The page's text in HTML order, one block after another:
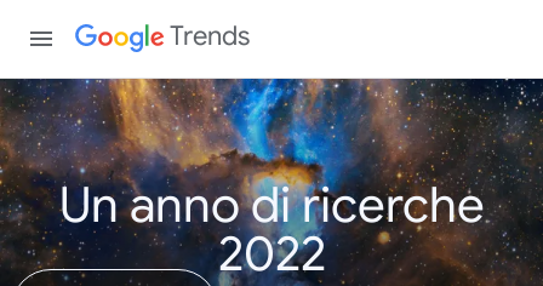
Trends
Un anno di ricerche
2022